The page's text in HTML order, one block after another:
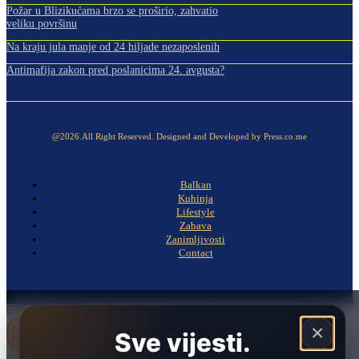
Požar u Blizikućama brzo se proširio, zahvatio
veliku površinu
Na kraju jula manje od 24 hiljade nezaposlenih
Antimafija zakon pred poslanicima 24. avgusta?
@2026.All Right Reserved. Designed and Developed by Press.co.me
Balkan
Kuhinja
Lifestyle
Zabava
Zanimljivosti
Contact
×
Sve vijesti.